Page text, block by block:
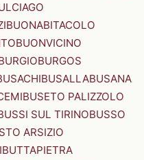
BUONABITACOLO
BUONVICINO
BURGOS
BUSALLABUSANA
BUSETO PALIZZOLO
SUL TIRINOBUSSO
ARSIZIO
BUTTAPIETRA